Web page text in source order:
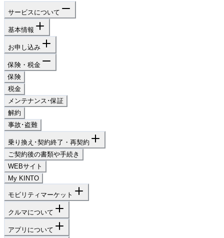
サービスについて
基本情報
お申し込み
保険・税金
保険
税金
メンテナンス･保証
解約
事故･盗難
乗り換え･契約終了・再契約
ご契約後の書類や手続き
WEBサイト
My KINTO
モビリティマーケット
クルマについて
アプリについて